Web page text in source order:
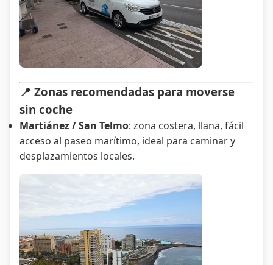
📍 Zonas recomendadas para moverse
sin coche
Martiánez / San Telmo: zona costera, llana, fácil
acceso al paseo marítimo, ideal para caminar y
desplazamientos locales.